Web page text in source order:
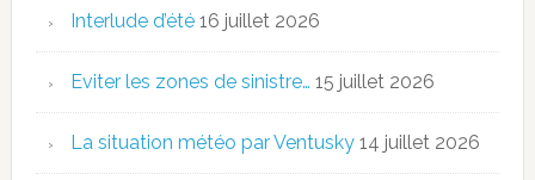
Interlude d’été 16 juillet 2026
Eviter les zones de sinistre… 15 juillet 2026
La situation météo par Ventusky 14 juillet 2026